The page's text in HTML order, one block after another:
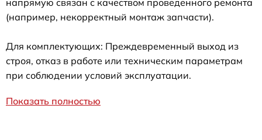
напрямую связан с качеством проведенного ремонта
(например, некорректный монтаж запчасти).
Для комплектующих: Преждевременный выход из
строя, отказ в работе или техническим параметрам
при соблюдении условий эксплуатации.
Показать полностью